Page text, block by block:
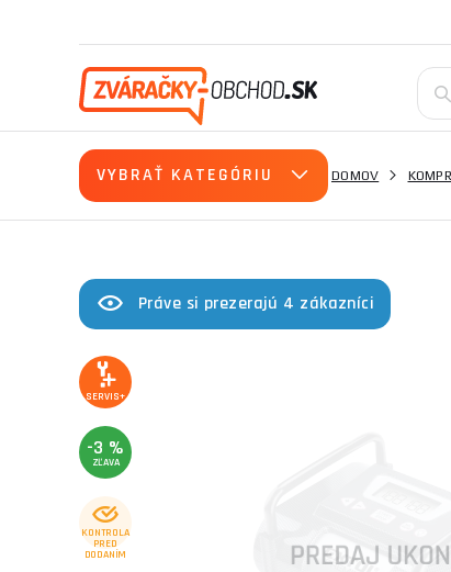
VYBRAŤ KATEGÓRIU DOMOV
Práve si prezerajú 4 zákazníci
SERVIS+
-3 %
ZĽAVA
KONTROLA
PRED
DODANÍM